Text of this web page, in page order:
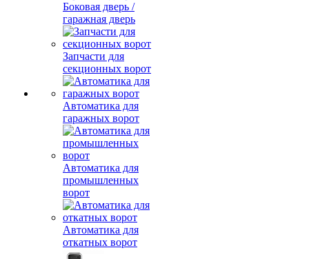
Боковая дверь /
гаражная дверь
Запчасти для
секционных ворот
Автоматика для
гаражных ворот
Автоматика для
промышленных
ворот
Автоматика для
откатных ворот